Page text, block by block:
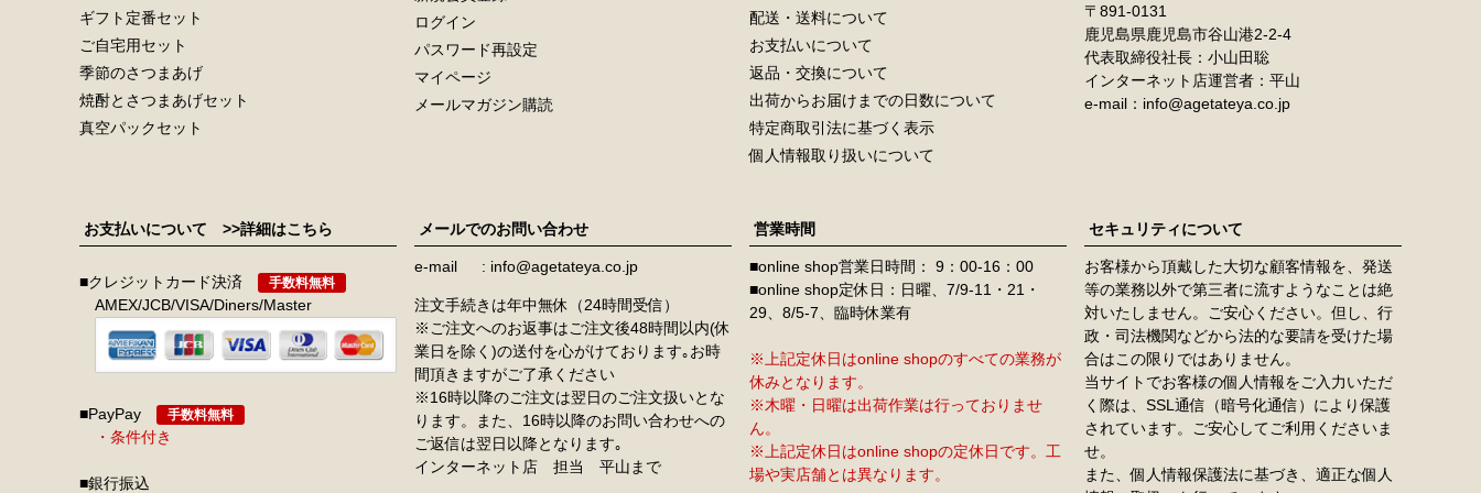
ギフト定番セット
ご自宅用セット
季節のさつまあげ
焼酎とさつまあげセット
真空パックセット
ログイン
パスワード再設定
マイページ
メールマガジン購読
配送・送料について
お支払いについて
返品・交換について
出荷からお届けまでの日数について
特定商取引法に基づく表示
個人情報取り扱いについて
891-0131
鹿児島県鹿児島市谷山港2-2-4
代表取締役社長：小山田聡
インターネット店運営者：平山
e-mail：info@agetateya.co.jp
お支払いについて >>詳細はこちら
■クレジットカード決済 手数料無料
AMEX/JCB/VISA/Diners/Master
■PayPay 手数料無料
・条件付き
■銀行振込
メールでのお問い合わせ
e-mail info@agetateya.co.jp
注文手続きは年中無休（24時間受信）
※ご注文へのお返事はご注文後48時間以内(休
業日を除く)の送付を心がけております｡お時
間頂きますがご了承ください
※16時以降のご注文は翌日のご注文扱いとな
ります。また、16時以降のお問い合わせへの
ご返信は翌日以降となります｡
インターネット店 担当 平山まで
営業時間
■online shop営業日時間： 9：00-16：00
■online shop定休日：日曜、7/9-11・21・
29、8/5-7、臨時休業有
※上記定休日はonline shopのすべての業務が
休みとなります。
※木曜・日曜は出荷作業は行っておりませ
ん。
※上記定休日はonline shopの定休日です。工
場や実店舗とは異なります。
セキュリティについて
お客様から頂戴した大切な顧客情報を、発送
等の業務以外で第三者に流すようなことは絶
対いたしません。ご安心ください。但し、行
政・司法機関などから法的な要請を受けた場
合はこの限りではありません。
当サイトでお客様の個人情報をご入力いただ
く際は、SSL通信（暗号化通信）により保護
されています。ご安心してご利用くださいま
せ。
また、個人情報保護法に基づき、適正な個人